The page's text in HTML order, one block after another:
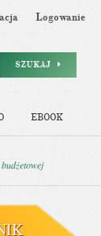
Logowanie
SZUKAJ
EBOOK